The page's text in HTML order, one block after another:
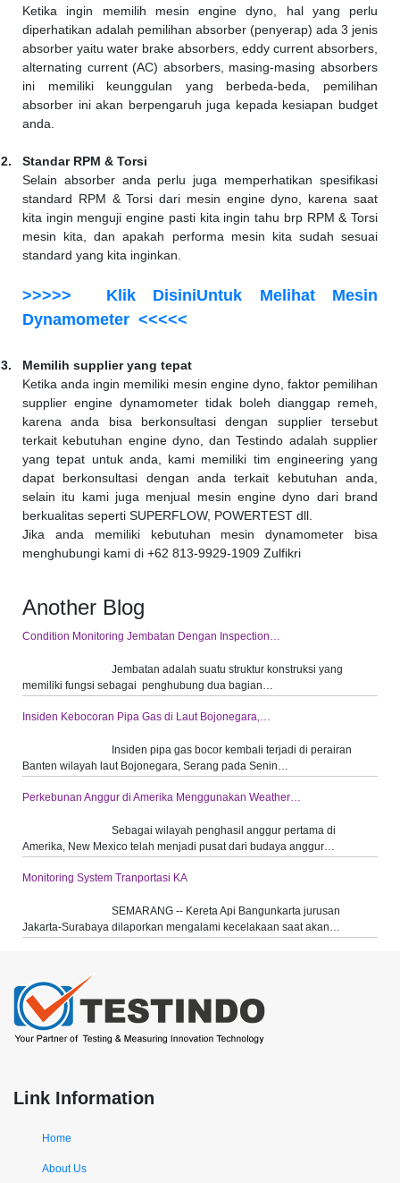
Ketika ingin memilih mesin engine dyno, hal yang perlu
diperhatikan adalah pemilihan absorber (penyerap) ada 3 jenis
absorber yaitu water brake absorbers, eddy current absorbers,
alternating current (AC) absorbers, masing-masing absorbers
ini memiliki keunggulan yang berbeda-beda, pemilihan
absorber ini akan berpengaruh juga kepada kesiapan budget
anda.
2.
Standar RPM & Torsi
Selain absorber anda perlu juga memperhatikan spesifikasi
standard RPM & Torsi dari mesin engine dyno, karena saat
kita ingin menguji engine pasti kita ingin tahu brp RPM & Torsi
mesin kita, dan apakah performa mesin kita sudah sesuai
standard yang kita inginkan.
>>>>> Klik DisiniUntuk Melihat Mesin
Dynamometer <<<<<
3.
Memilih supplier yang tepat
Ketika anda ingin memiliki mesin engine dyno, faktor pemilihan
supplier engine dynamometer tidak boleh dianggap remeh,
karena anda bisa berkonsultasi dengan supplier tersebut
terkait kebutuhan engine dyno, dan Testindo adalah supplier
yang tepat untuk anda, kami memiliki tim engineering yang
dapat berkonsultasi dengan anda terkait kebutuhan anda,
selain itu kami juga menjual mesin engine dyno dari brand
berkualitas seperti SUPERFLOW, POWERTEST dll.
Jika anda memiliki kebutuhan mesin dynamometer bisa
menghubungi kami di +62 813-9929-1909 Zulfikri
Another Blog
Condition Monitoring Jembatan Dengan Inspection…
Jembatan adalah suatu struktur konstruksi yang
memiliki fungsi sebagai penghubung dua bagian…
Insiden Kebocoran Pipa Gas di Laut Bojonegara,…
Insiden pipa gas bocor kembali terjadi di perairan
Banten wilayah laut Bojonegara, Serang pada Senin…
Perkebunan Anggur di Amerika Menggunakan Weather…
Sebagai wilayah penghasil anggur pertama di
Amerika, New Mexico telah menjadi pusat dari budaya anggur…
Monitoring System Tranportasi KA
SEMARANG -- Kereta Api Bangunkarta jurusan
Jakarta-Surabaya dilaporkan mengalami kecelakaan saat akan…
Link Information
Home
About Us